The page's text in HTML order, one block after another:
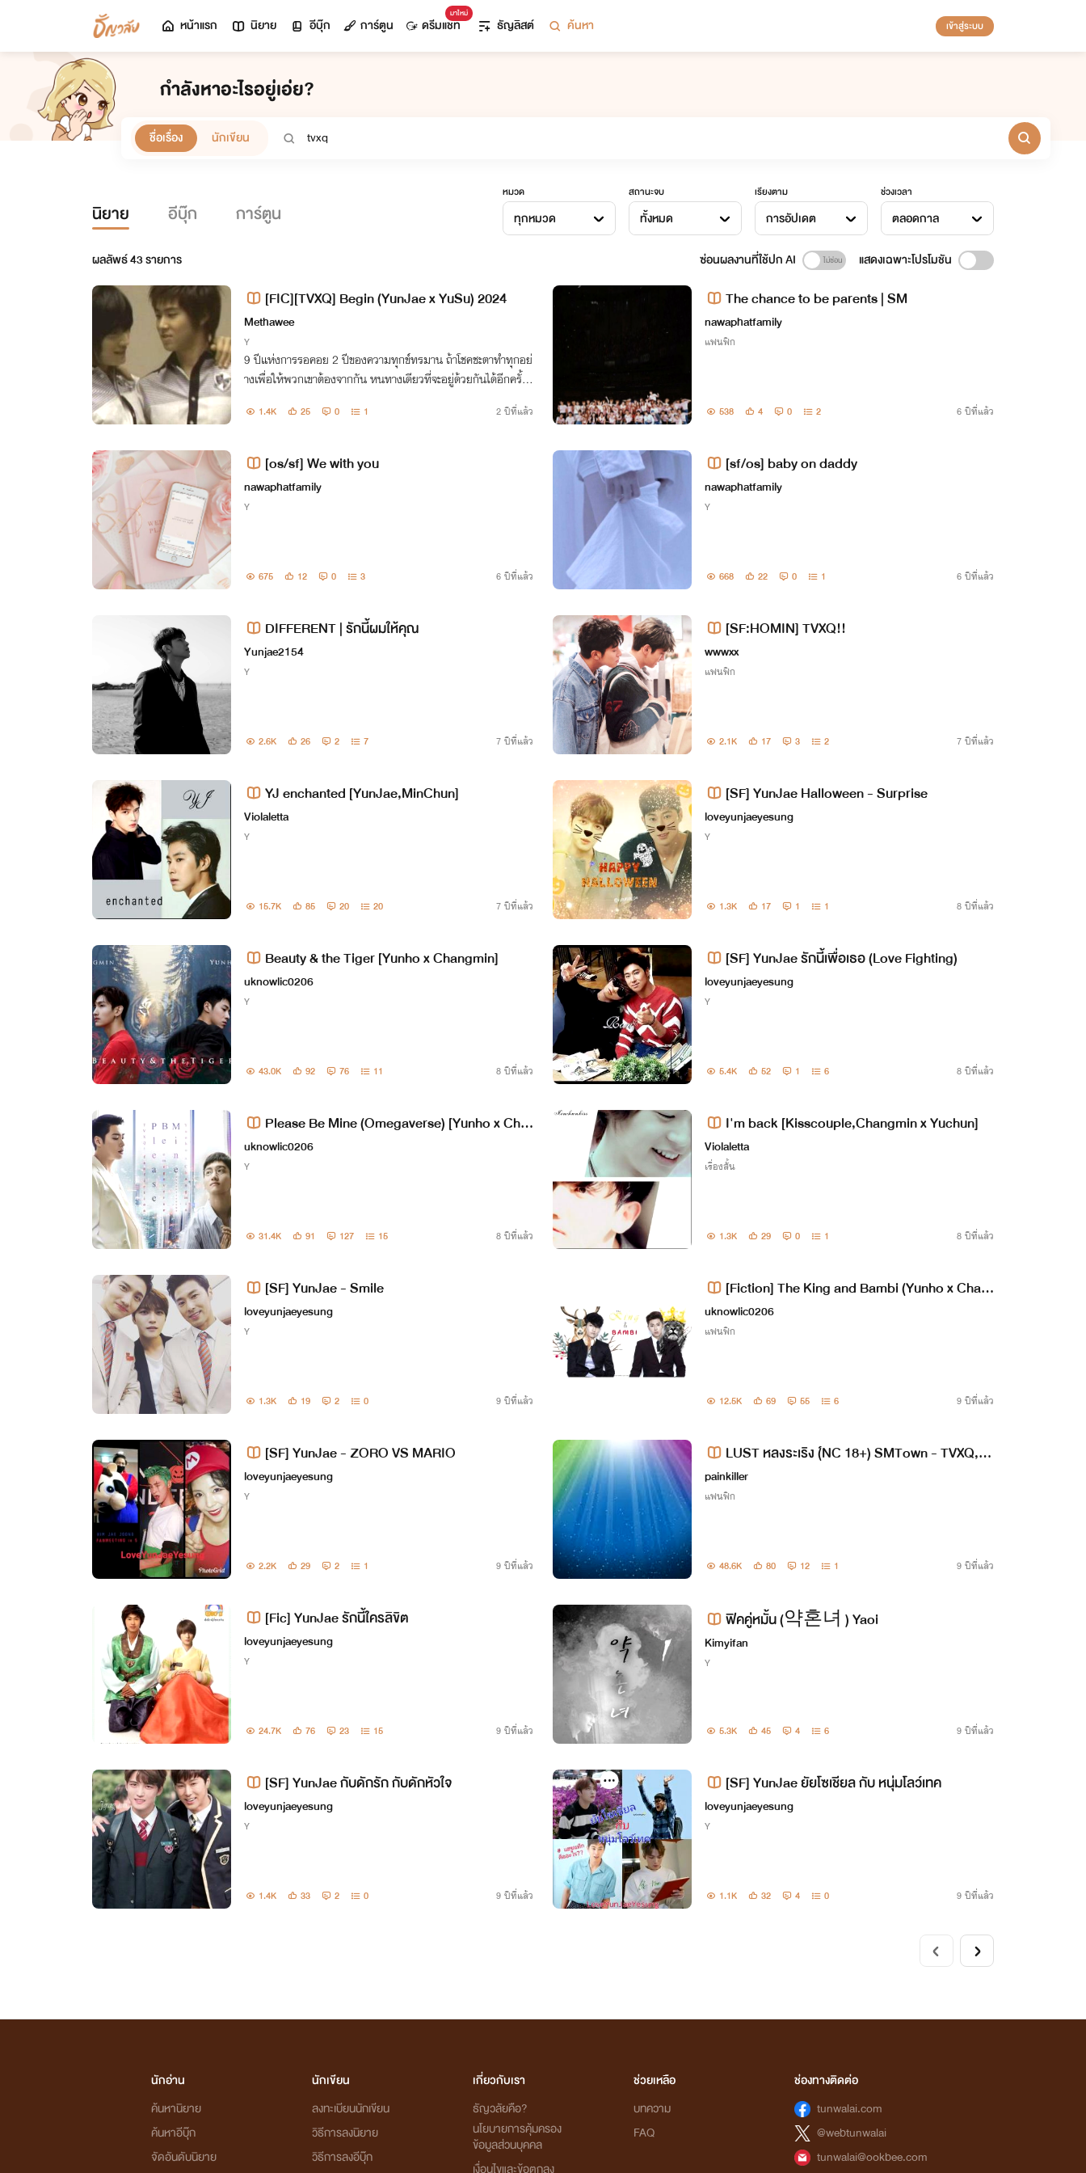
หน้าแรก นิยาย อีบุ๊ก การ์ตูน
มาใหม่
ดรีมแชท ธัญลิสต์ ค้นหา เข้าสู่ระบบ
กำลังหาอะไรอยู่เอ่ย?
ชื่อเรื่อง นักเขียน
นิยาย อีบุ๊ก การ์ตูน
หมวด
ทุกหมวด
สถานะจบ
ทั้งหมด
เรียงตาม
การอัปเดต
ช่วงเวลา
ตลอดกาล
ผลลัพธ์43รายการ ซ่อนผลงานที่ใช้ปก AI แสดงเฉพาะโปรโมชัน
[FIC][TVXQ] Begin (YunJae x YuSu) 2024
Methawee
Y
9 ปีแห่งการรอคอย 2 ปีของความทุกข์ทรมาน ถ้าโชคชะตาทำทุกอย่
างเพื่อให้พวกเขาต้องจากกัน หนทางเดียวที่จะอยู่ด้วยกันได้อีกครั้ง
1.4K 25 0 1 2 ปีที่แล้ว
The chance to be parents | SM
nawaphatfamily
แฟนฟิก
538 4 0 2 6 ปีที่แล้ว
[os/sf] We with you
nawaphatfamily
Y
675 12 0 3 6 ปีที่แล้ว
[sf/os] baby on daddy
nawaphatfamily
Y
668 22 0 1 6 ปีที่แล้ว
DIFFERENT | รักนี้ผมให้คุณ
Yunjae2154
Y
2.6K 26 2 7 7 ปีที่แล้ว
[SF:HOMIN] TVXQ!!
wwwxx
แฟนฟิก
2.1K 17 3 2 7 ปีที่แล้ว
YJ enchanted [YunJae,MinChun]
Violaletta
Y
15.7K 85 20 20 7 ปีที่แล้ว
[SF] YunJae Halloween - Surprise
loveyunjaeyesung
Y
1.3K 17 1 1 8 ปีที่แล้ว
Beauty & the Tiger [Yunho x Changmin]
uknowlic0206
Y
43.0K 92 76 11 8 ปีที่แล้ว
[SF] YunJae รักนี้เพื่อเธอ (Love Fighting)
loveyunjaeyesung
Y
5.4K 52 1 6 8 ปีที่แล้ว
Please Be Mine (Omegaverse) [Yunho x Cha
ngmin]
uknowlic0206
Y
31.4K 91 127 15 8 ปีที่แล้ว
I'm back [Kisscouple,Changmin x Yuchun]
Violaletta
เรื่องสั้น
1.3K 29 0 1 8 ปีที่แล้ว
[SF] YunJae - Smile
loveyunjaeyesung
Y
1.3K 19 2 0 9 ปีที่แล้ว
[Fiction] The King and Bambi (Yunho x Chan
gmin)
uknowlic0206
แฟนฟิก
12.5K 69 55 6 9 ปีที่แล้ว
[SF] YunJae - ZORO VS MARIO
loveyunjaeyesung
Y
2.2K 29 2 1 9 ปีที่แล้ว
LUST หลงระเริง (์NC 18+) SMTown - TVXQ, B
OA, Super Junior, SNSD, EXO, Red velvet
painkiller
แฟนฟิก
48.6K 80 12 1 9 ปีที่แล้ว
[Fic] YunJae รักนี้ใครลิขิต
loveyunjaeyesung
Y
24.7K 76 23 15 9 ปีที่แล้ว
ฟิคคู่หมั้น (약혼녀 ) Yaoi
Kimyifan
Y
5.3K 45 4 6 9 ปีที่แล้ว
[SF] YunJae กับดักรัก กับดักหัวใจ
loveyunjaeyesung
Y
1.4K 33 2 0 9 ปีที่แล้ว
[SF] YunJae ยัยโซเชียล กับ หนุ่มโลว์เทค
loveyunjaeyesung
Y
1.1K 32 4 0 9 ปีที่แล้ว
นักอ่าน
ค้นหานิยาย
ค้นหาอีบุ๊ก
จัดอันดับนิยาย
นักเขียน
ลงทะเบียนนักเขียน
วิธีการลงนิยาย
วิธีการลงอีบุ๊ก
เกี่ยวกับเรา
ธัญวลัยคือ?
นโยบายการคุ้มครอง
ข้อมูลส่วนบุคคล
ช่วยเหลือ
บทความ
FAQ
ช่องทางติดต่อ
tunwalai.com
@webtunwalai
tunwalai@ookbee.com